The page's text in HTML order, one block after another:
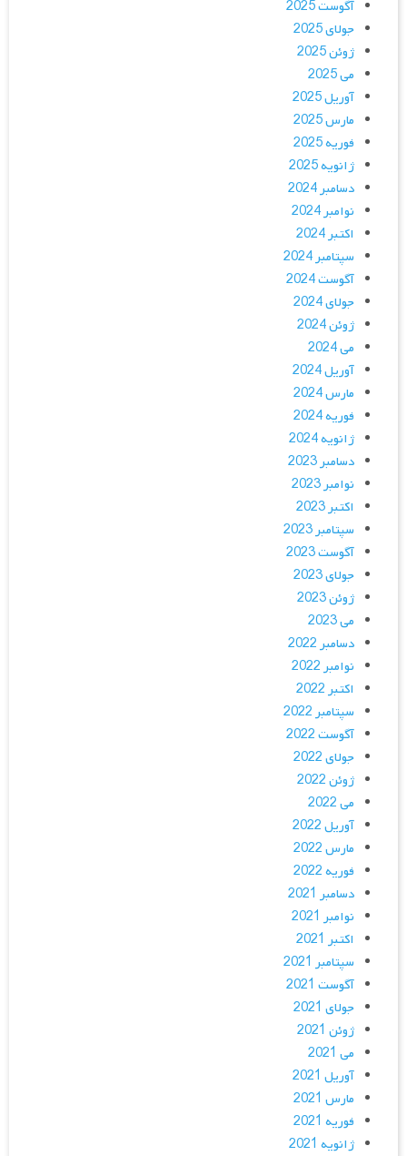
آگوست 2025
جولای 2025
ژوئن 2025
می 2025
آوریل 2025
مارس 2025
فوریه 2025
ژانویه 2025
دسامبر 2024
نوامبر 2024
اکتبر 2024
سپتامبر 2024
آگوست 2024
جولای 2024
ژوئن 2024
می 2024
آوریل 2024
مارس 2024
فوریه 2024
ژانویه 2024
دسامبر 2023
نوامبر 2023
اکتبر 2023
سپتامبر 2023
آگوست 2023
جولای 2023
ژوئن 2023
می 2023
دسامبر 2022
نوامبر 2022
اکتبر 2022
سپتامبر 2022
آگوست 2022
جولای 2022
ژوئن 2022
می 2022
آوریل 2022
مارس 2022
فوریه 2022
دسامبر 2021
نوامبر 2021
اکتبر 2021
سپتامبر 2021
آگوست 2021
جولای 2021
ژوئن 2021
می 2021
آوریل 2021
مارس 2021
فوریه 2021
ژانویه 2021